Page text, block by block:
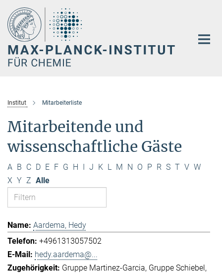
Hauptinhalt
Institut Mitarbeiterliste
Mitarbeitende und
wissenschaftliche Gäste
A B C D E F G H I J K L M N O P R S T V W
X Y Z Alle
Aardema, Hedy
+4961313057502
hedy.aardema@...
Gruppe Martinez-Garcia Gruppe Schiebel